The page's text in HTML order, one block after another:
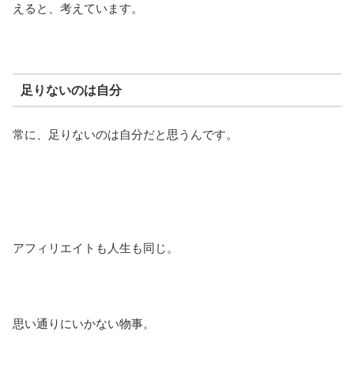
えると、考えています。
足りないのは自分
常に、足りないのは自分だと思うんです。
アフィリエイトも人生も同じ。
思い通りにいかない物事。